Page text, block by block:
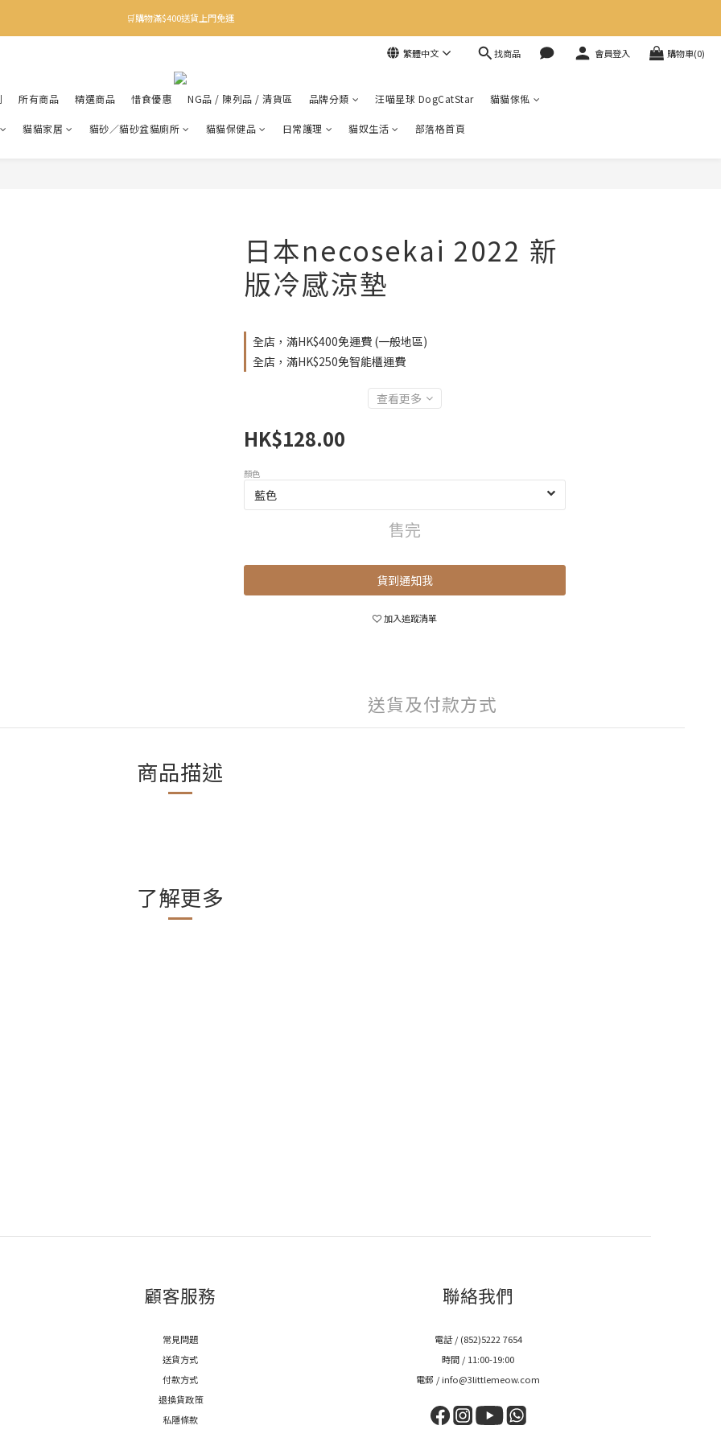
✨下載Three Little Meow App 即享多重禮遇！
🛒購物滿$400送貨上門免運
繁體中文 找商品 會員登入 購物車(0)
所有商品 精選商品 惜食優惠 NG品 / 陳列品 / 清貨區 品牌分類 汪喵星球 DogCatStar 貓貓傢俬
貓貓家居 貓砂／貓砂盆貓廁所 貓貓保健品 日常護理 貓奴生活 部落格首頁
日本necosekai 2022 新
版冷感涼墊
全店，滿HK$400免運費 (一般地區)
全店，滿HK$250免智能櫃運費
查看更多
HK$128.00
顏色
售完
貨到通知我
加入追蹤清單
送貨及付款方式
商品描述
了解更多
顧客服務
常見問題
送貨方式
付款方式
退換貨政策
私隱條款
聯絡我們
電話 / (852)5222 7654
時間 / 11:00-19:00
電郵 / info@3littlemeow.com